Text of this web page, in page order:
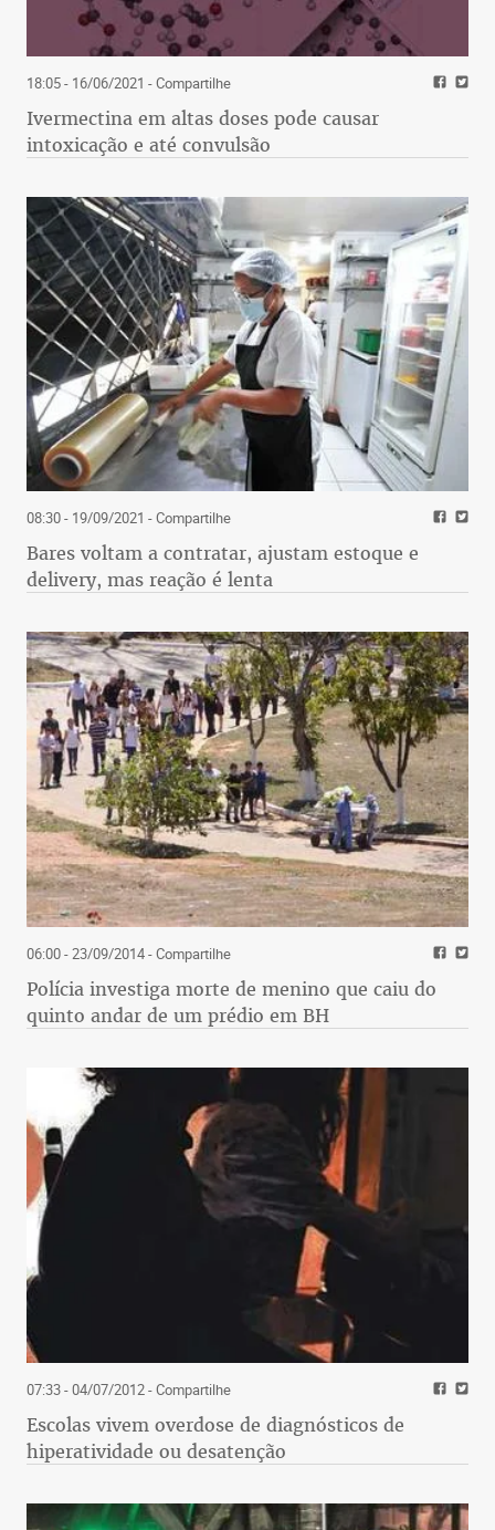
18:05 - 16/06/2021 - Compartilhe
Ivermectina em altas doses pode causar
intoxicação e até convulsão
08:30 - 19/09/2021 - Compartilhe
Bares voltam a contratar, ajustam estoque e
delivery, mas reação é lenta
06:00 - 23/09/2014- Compartilhe
Polícia investiga morte de menino que caiu do
quinto andar de um prédio em BH
07:33 - 04/07/2012- Compartilhe
Escolas vivem overdose de diagnósticos de
hiperatividade ou desatenção